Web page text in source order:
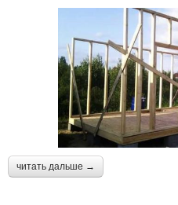
читать дальше →